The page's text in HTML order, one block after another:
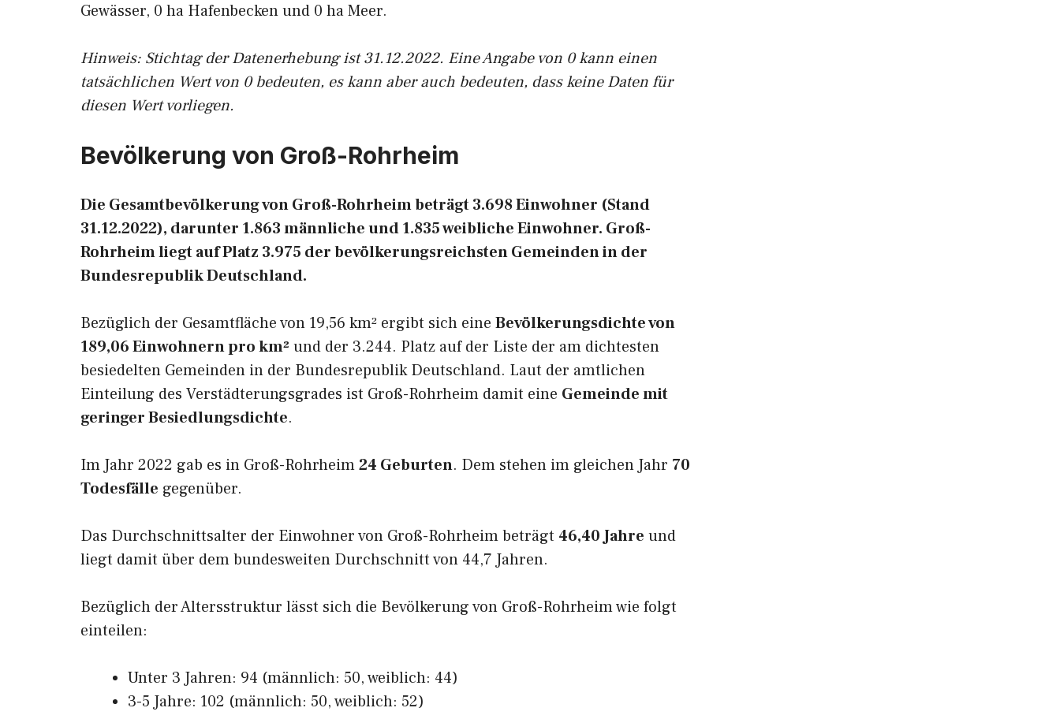
Gewässer, 0 ha Hafenbecken und 0 ha Meer.
Hinweis: Stichtag der Datenerhebung ist 31.12.2022. Eine Angabe von 0 kann einen
tatsächlichen Wert von 0 bedeuten, es kann aber auch bedeuten, dass keine Daten für
diesen Wert vorliegen.
Bevölkerung von Groß-Rohrheim
Die Gesamtbevölkerung von Groß-Rohrheim beträgt 3.698 Einwohner (Stand
31.12.2022), darunter 1.863 männliche und 1.835 weibliche Einwohner. Groß-
Rohrheim liegt auf Platz 3.975 der bevölkerungsreichsten Gemeinden in der
Bundesrepublik Deutschland.
Bezüglich der Gesamtfläche von 19,56 km² ergibt sich eine Bevölkerungsdichte von
189,06 Einwohnern pro km² und der 3.244. Platz auf der Liste der am dichtesten
besiedelten Gemeinden in der Bundesrepublik Deutschland. Laut der amtlichen
Einteilung des Verstädterungsgrades ist Groß-Rohrheim damit eine Gemeinde mit
geringer Besiedlungsdichte.
Im Jahr 2022 gab es in Groß-Rohrheim24 Geburten. Dem stehen im gleichen Jahr 70
Todesfälle gegenüber.
Das Durchschnittsalter der Einwohner von Groß-Rohrheim beträgt 46,40 Jahre und
liegt damit über dem bundesweiten Durchschnitt von 44,7 Jahren.
Bezüglich der Altersstruktur lässt sich die Bevölkerung von Groß-Rohrheim wie folgt
einteilen:
Unter 3 Jahren: 94 (männlich: 50, weiblich: 44)
3-5 Jahre: 102 (männlich: 50, weiblich: 52)